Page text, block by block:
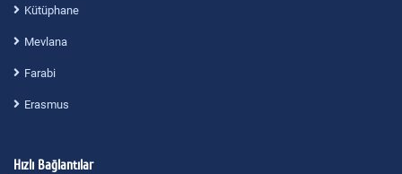
Kütüphane
Mevlana
Farabi
Erasmus
Hızlı Bağlantılar